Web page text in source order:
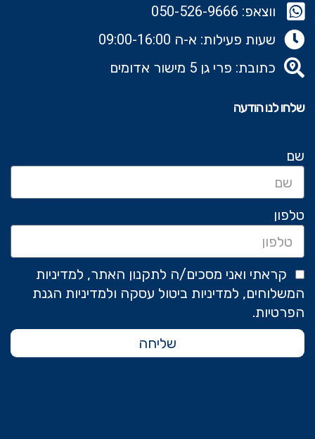
ווצאפ: 050-526-9666‬
שעות פעילות: א-ה 09:00-16:00
כתובת: פרי גן 5 מישור אדומים
שלחו לנו הודעה
שם
טלפון
קראתי ואני מסכים/ה לתקנון האתר, למדיניות
המשלוחים, למדיניות ביטול עסקה ולמדיניות הגנת
הפרטיות.
שליחה